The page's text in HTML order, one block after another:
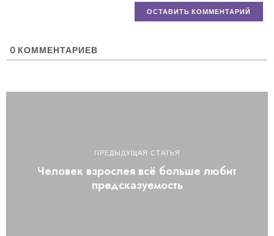
0 КОММЕНТАРИЕВ
ПРЕДЫДУЩАЯ СТАТЬЯ
Человек взрослея всё больше любит
предсказуемость